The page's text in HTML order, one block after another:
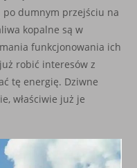
dumnym przejściu na
kopalne są w
funkcjonowania ich
robić interesów z
tę energię. Dziwne
właściwie już je